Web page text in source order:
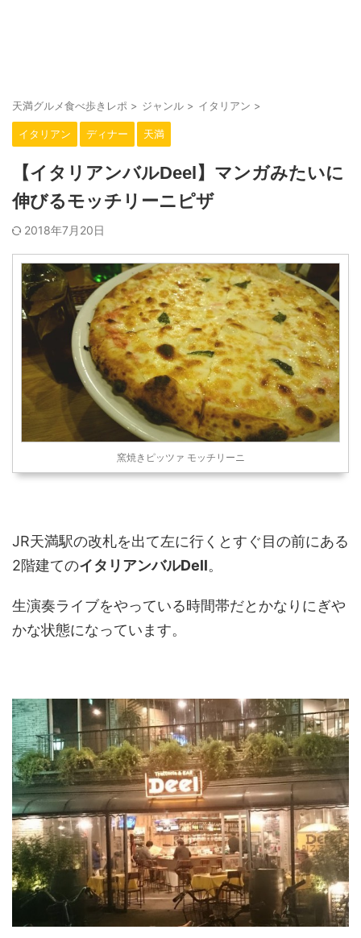
天満グルメ食べ歩きレポ > ジャンル > イタリアン >
イタリアン ディナー 天満
【イタリアンバルDeel】マンガみたいに
伸びるモッチリーニピザ
2018年7月20日
窯焼きピッツァ モッチリーニ
JR天満駅の改札を出て左に行くとすぐ目の前にある
2階建てのイタリアンバルDell。
生演奏ライブをやっている時間帯だとかなりにぎや
かな状態になっています。